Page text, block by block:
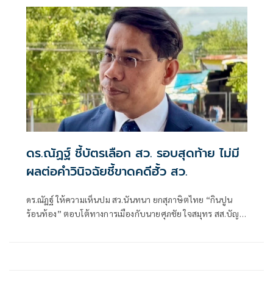
การลงคะแนนตามโพย และควรเร่งสรุปสำนวนส่งศาลฎีกาแผนก
คดีเลือกตั้งโดยเร็ว
ดร.ณัฏฐ์ ชี้บัตรเลือก สว. รอบสุดท้าย ไม่มี
ผลต่อคำวินิจฉัยชี้ขาดคดีฮั้ว สว.
ดร.ณัฏฐ์ ให้ความเห็นปม สว.นันทนา ยกสุภาษิตไทย “กินปูน
ร้อนท้อง” ตอบโต้ทางการเมืองกับนายศุภชัย ใจสมุทร สส.บัญชี